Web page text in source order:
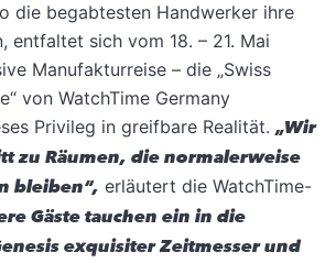
die begabtesten Handwerker ihre
entfaltet sich vom 18. – 21. Mai
Manufakturreise – die „Swiss
von WatchTime Germany
Privileg in greifbare Realität. „Wir
zu Räumen, die normalerweise
bleiben“, erläutert die WatchTime-
Gäste tauchen ein in die
exquisiter Zeitmesser und